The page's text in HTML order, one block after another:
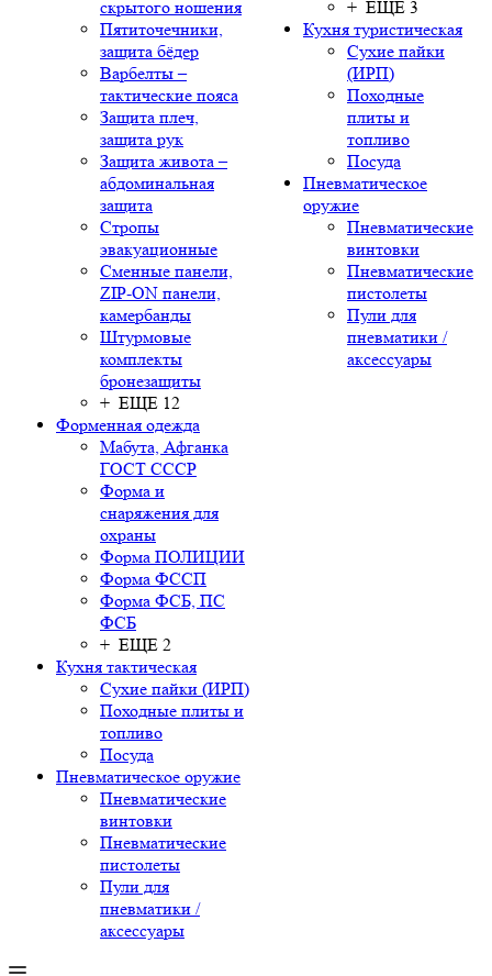
скрытого ношения
Пятиточечники,
защита бёдер
Варбелты –
тактические пояса
Защита плеч,
защита рук
Защита живота –
абдоминальная
защита
Стропы
эвакуационные
Сменные панели,
ZIP-ON панели,
камербанды
Штурмовые
комплекты
бронезащиты
+ ЕЩЕ 12
Форменная одежда
Мабута, Афганка
ГОСТ СССР
Форма и
снаряжения для
охраны
Форма ПОЛИЦИИ
Форма ФССП
Форма ФСБ, ПС
ФСБ
+ ЕЩЕ 2
Кухня тактическая
Сухие пайки (ИРП)
Походные плиты и
топливо
Посуда
Пневматическое оружие
Пневматические
винтовки
Пневматические
пистолеты
Пули для
пневматики /
аксессуары
+ ЕЩЕ 3
Кухня туристическая
Сухие пайки
(ИРП)
Походные
плиты и
топливо
Посуда
Пневматическое
оружие
Пневматические
винтовки
Пневматические
пистолеты
Пули для
пневматики /
аксессуары